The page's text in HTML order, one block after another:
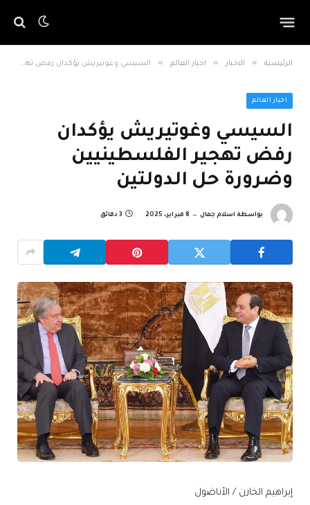
الرئيسية » الاخبار » اخبار العالم » السيسي وغوتيريش يؤكدان رفض تهجير الفلسطينيين وضرورة حل الدولتين
اخبار العالم
السيسي وغوتيريش يؤكدان
رفض تهجير الفلسطينيين
وضرورة حل الدولتين
بواسطة اسلام جمال 8 فبراير، 2025 3 دقائق
إبراهيم الخازن / الأناضول